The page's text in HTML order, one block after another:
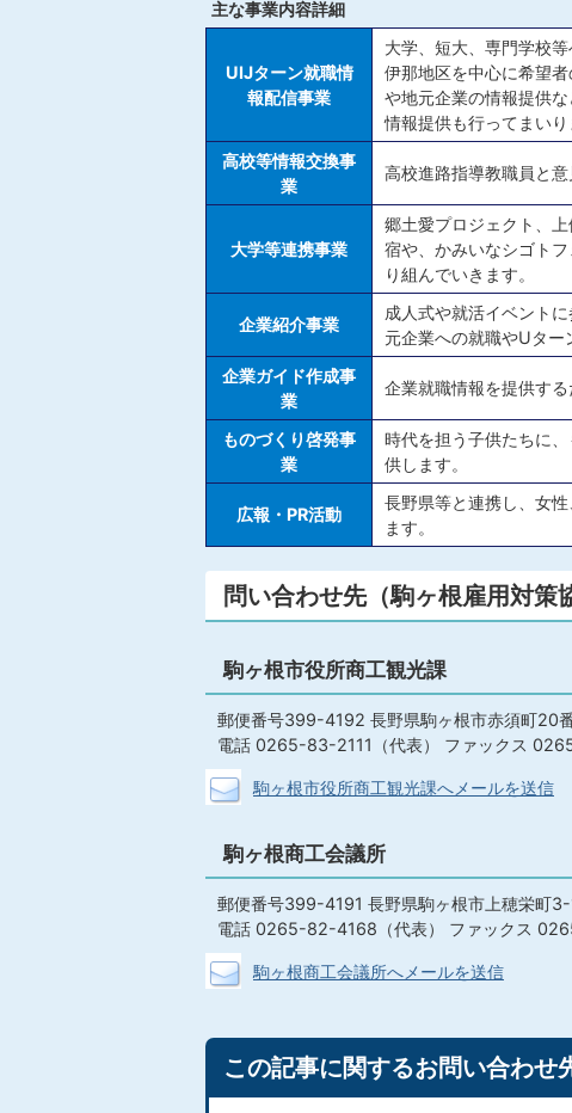
主な事業内容詳細
UIJターン就職情
報配信事業
大学、短大、専門学校
伊那地区を中心に希望
や地元企業の情報提供
情報提供も行ってまいり
高校等情報交換事
業
高校進路指導教職員と
大学等連携事業
郷土愛プロジェクト、
宿や、かみいなシゴト
り組んでいきます。
企業紹介事業
成人式や就活イベント
元企業への就職やUター
企業ガイド作成事
業
企業就職情報を提供す
ものづくり啓発事
業
時代を担う子供たちに
供します。
広報・PR活動
長野県等と連携し、女
ます。
問い合わせ先（駒ヶ根雇用対策
駒ヶ根市役所商工観光課
郵便番号399-4192 長野県駒ヶ根市赤須町20
電話 0265-83-2111（代表） ファックス
駒ヶ根市役所商工観光課へメールを送信
駒ヶ根商工会議所
郵便番号399-4191 長野県駒ヶ根市上穂栄町3-
電話 0265-82-4168（代表） ファックス
駒ヶ根商工会議所へメールを送信
この記事に関するお問い合わせ